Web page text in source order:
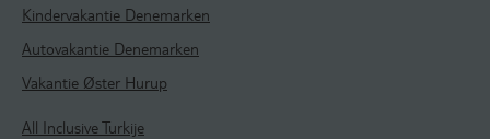
Kindervakantie Denemarken
Autovakantie Denemarken
Vakantie Øster Hurup
All Inclusive Turkije